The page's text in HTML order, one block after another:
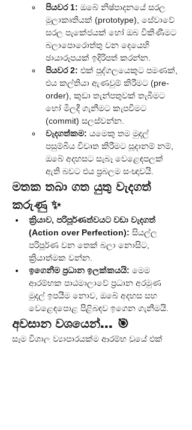
පියවර 1: ඔබේ නිෂ්පාදනයේ සරල
මූලාකෘතියක් (prototype), සේවාවේ
සරල පැකේජයක් හෝ ඔබ විකිණීමට
බලාපොරොත්තු වන දෙයෙහි
ඡායාරූපයක් ඉදිරිපත් කරන්න.
පියවර 2: එක් පුද්ගලයෙකුට පමණක්,
එය කල්තියා ඇණවුම් කිරීමට (pre-
order), කුඩා තැන්පතුවක් තැබීමට
හෝ මිලදී ගැනීමට කැපවීමට
(commit) සලස්වන්න.
වැදගත්කම: යමෙකු තම මුදල්
පසුම්බිය විවෘත කිරීමට සූදානම් නම්,
ඔබේ අදහසට සැබෑ වෙළෙඳපලක්
ඇති බවට එය ප්‍රබලම සංඥාවයි.
මතක තබා ගත යුතු වැදගත්
කරුණු ✨
ක්‍රියාව, පරිපූර්ණත්වයට වඩා වැදගත්
(Action over Perfection): සියල්ල
පරිපූර්ණ වන තෙක් බලා නොසිට,
ක්‍රියාත්මක වන්න.
ඉගෙනීම ප්‍රධාන ඉලක්කයයි: මෙම
ආරම්භක පාඨමාලාවේ ප්‍රධාන අරමුණ
මුදල් ඉපයීම නොව, ඔබේ අදහස සහ
වෙළෙඳපොළ පිළිබඳව ඉගෙන ගැනීමයි.
අවසාන වශයෙන්... 🎯
සෑම විශාල ව්‍යාපාරයක්ම ආරම්භ වූයේ එක්